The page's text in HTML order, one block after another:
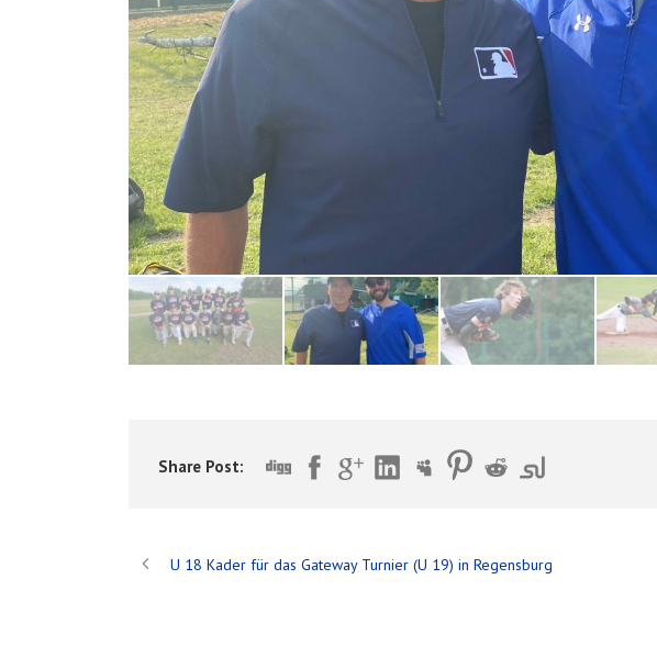
Share Post:
U 18 Kader für das Gateway Turnier (U 19) in Regensburg